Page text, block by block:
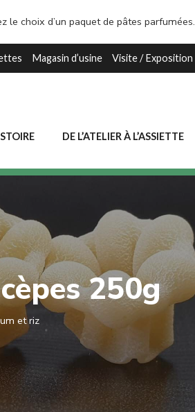
le choix d’un paquet de pâtes parfumées.
Magasin d’usine Visite / Exposition
DE L’ATELIER À L’ASSIETTE
250g
et riz